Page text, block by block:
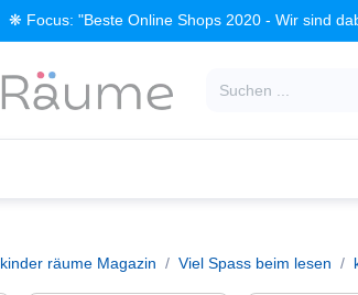
❋ Focus: "Beste Online Shops 2020 - Wir sind
kinder räume Magazin Viel Spass beim lesen